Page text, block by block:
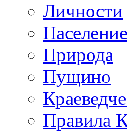
Личности
Население
Природа
Пущино
Правила